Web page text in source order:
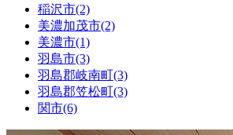
稲沢市(2)
美濃加茂市(2)
美濃市(1)
羽島市(3)
羽島郡岐南町(3)
羽島郡笠松町(3)
関市(6)